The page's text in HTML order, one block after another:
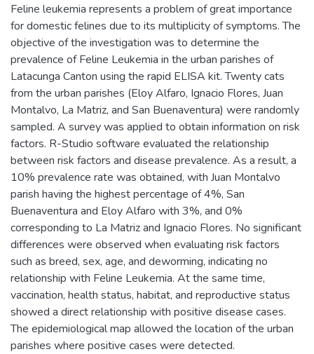
Feline leukemia represents a problem of great importance
for domestic felines due to its multiplicity of symptoms. The
objective of the investigation was to determine the
prevalence of Feline Leukemia in the urban parishes of
Latacunga Canton using the rapid ELISA kit. Twenty cats
from the urban parishes (Eloy Alfaro, Ignacio Flores, Juan
Montalvo, La Matriz, and San Buenaventura) were randomly
sampled. A survey was applied to obtain information on risk
factors. R-Studio software evaluated the relationship
between risk factors and disease prevalence. As a result, a
10% prevalence rate was obtained, with Juan Montalvo
parish having the highest percentage of 4%, San
Buenaventura and Eloy Alfaro with 3%, and 0%
corresponding to La Matriz and Ignacio Flores. No significant
differences were observed when evaluating risk factors
such as breed, sex, age, and deworming, indicating no
relationship with Feline Leukemia. At the same time,
vaccination, health status, habitat, and reproductive status
showed a direct relationship with positive disease cases.
The epidemiological map allowed the location of the urban
parishes where positive cases were detected.